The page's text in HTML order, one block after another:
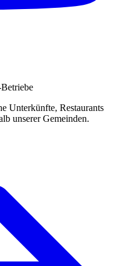
Unterkünfte, Restaurants
unserer Gemeinden.